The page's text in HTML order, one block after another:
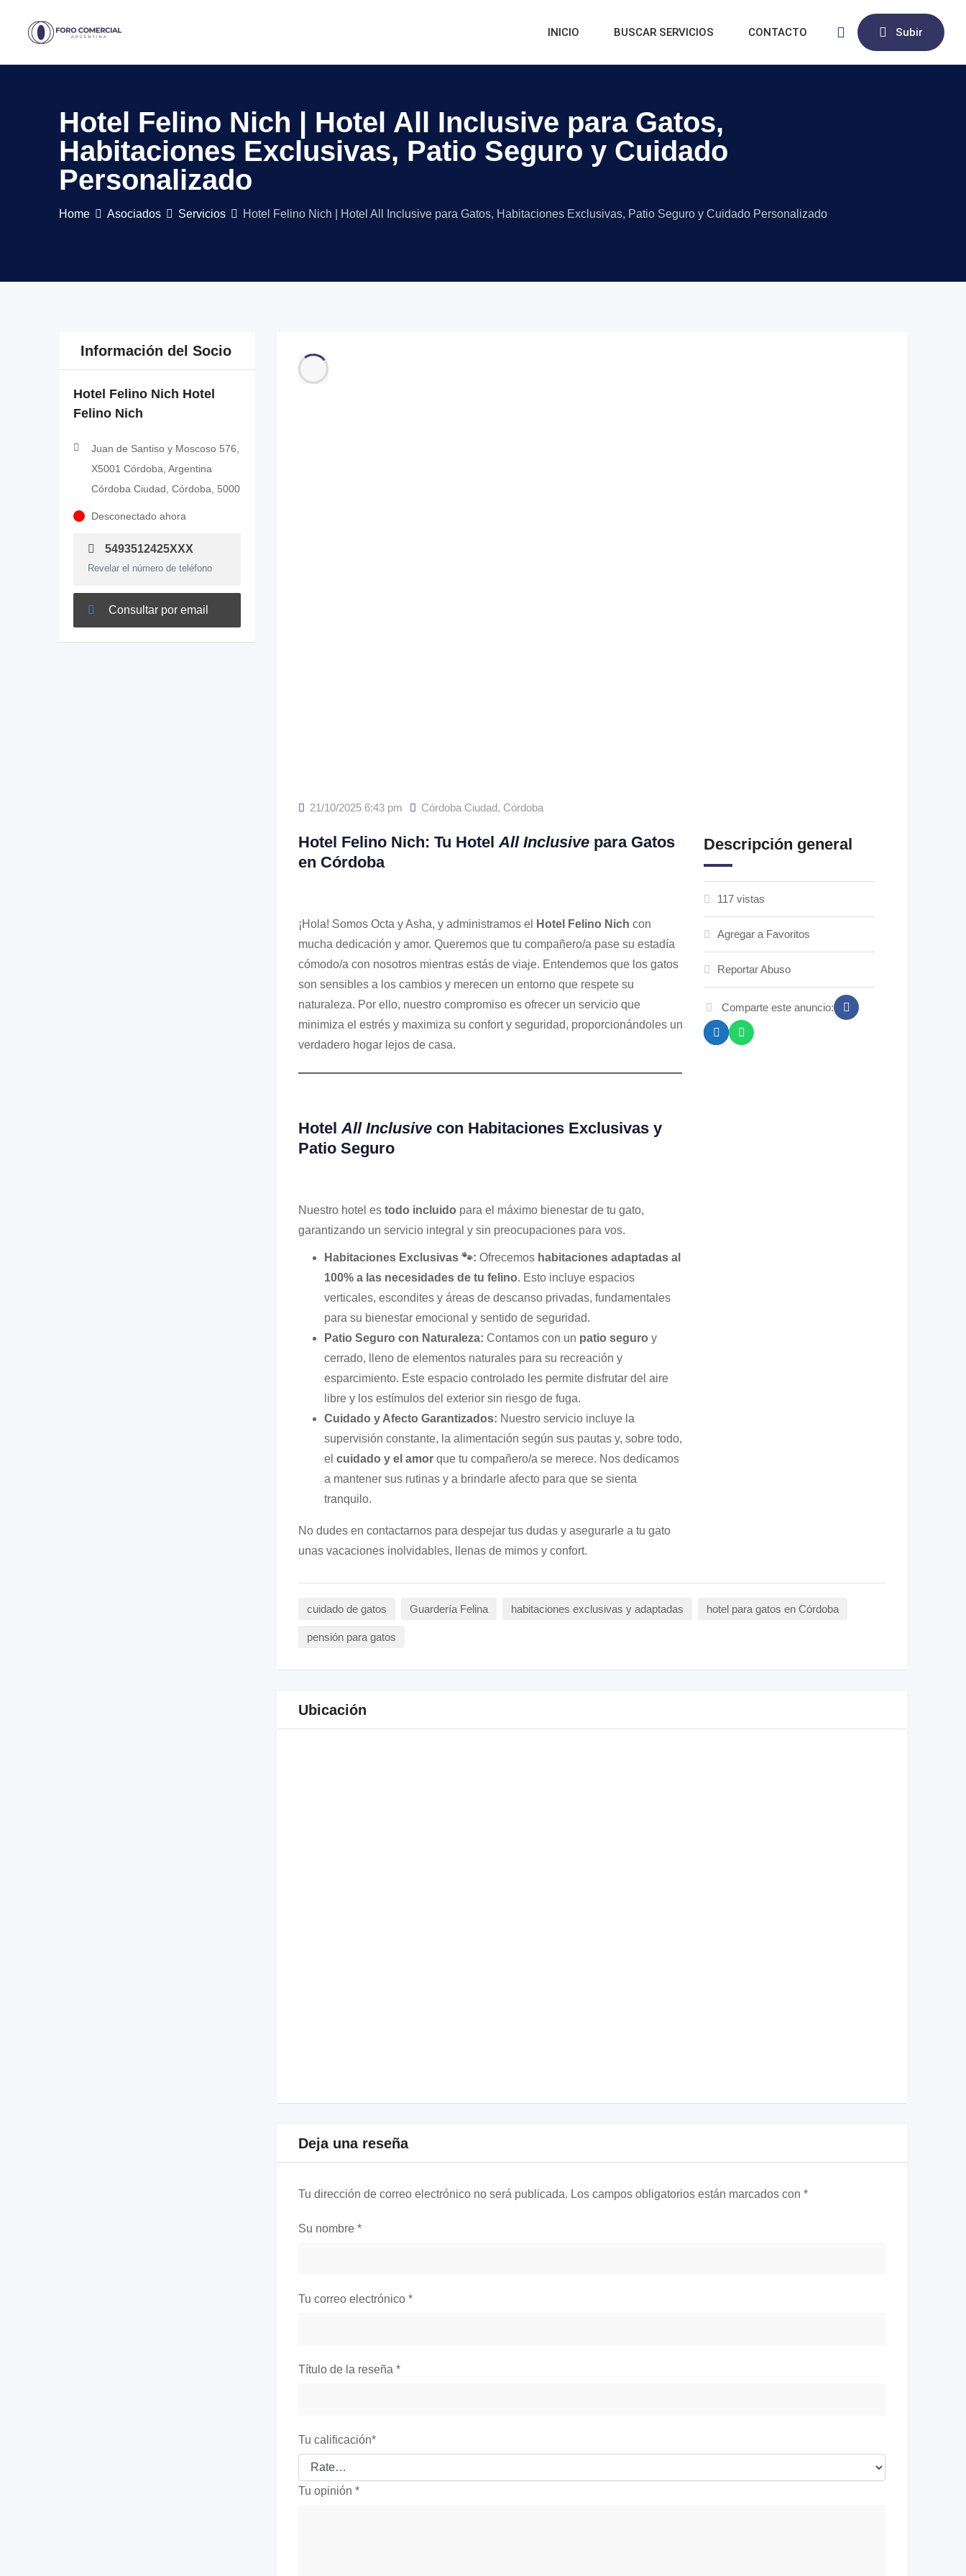
Subir
INICIO BUSCAR SERVICIOS CONTACTO
Hotel Felino Nich | Hotel All Inclusive para Gatos,
Habitaciones Exclusivas, Patio Seguro y Cuidado
Personalizado
Home Asociados Servicios Hotel Felino Nich | Hotel All Inclusive para Gatos, Habitaciones Exclusivas, Patio Seguro y Cuidado Personalizado
Información del Socio
Hotel Felino Nich Hotel
Felino Nich
Juan de Santiso y Moscoso 576,
X5001 Córdoba, Argentina
Córdoba Ciudad, Córdoba, 5000
Desconectado ahora
5493512425XXX
Revelar el número de teléfono
Consultar por email
21/10/2025 6:43 pm Córdoba Ciudad, Córdoba
Hotel Felino Nich: Tu HotelAll Inclusivepara Gatos
en Córdoba
¡Hola! Somos Octa y Asha, y administramos el Hotel Felino Nich con
mucha dedicación y amor. Queremos que tu compañero/a pase su estadía
cómodo/a con nosotros mientras estás de viaje. Entendemos que los gatos
son sensibles a los cambios y merecen un entorno que respete su
naturaleza. Por ello, nuestro compromiso es ofrecer un servicio que
minimiza el estrés y maximiza su confort y seguridad, proporcionándoles un
verdadero hogar lejos de casa.
HotelAll Inclusivecon Habitaciones Exclusivas y
Patio Seguro
Nuestro hotel es todo incluido para el máximo bienestar de tu gato,
garantizando un servicio integral y sin preocupaciones para vos.
Habitaciones Exclusivas 🐾: Ofrecemos habitaciones adaptadas al
100% a las necesidades de tu felino. Esto incluye espacios
verticales, escondites y áreas de descanso privadas, fundamentales
para su bienestar emocional y sentido de seguridad.
Patio Seguro con Naturaleza: Contamos con un patio seguro y
cerrado, lleno de elementos naturales para su recreación y
esparcimiento. Este espacio controlado les permite disfrutar del aire
libre y los estímulos del exterior sin riesgo de fuga.
Cuidado y Afecto Garantizados: Nuestro servicio incluye la
supervisión constante, la alimentación según sus pautas y, sobre todo,
el cuidado y el amorque tu compañero/a se merece. Nos dedicamos
a mantener sus rutinas y a brindarle afecto para que se sienta
tranquilo.
No dudes en contactarnos para despejar tus dudas y asegurarle a tu gato
unas vacaciones inolvidables, llenas de mimos y confort.
Descripción general
117 vistas
Agregar a Favoritos
Reportar Abuso
Comparte este anuncio:
cuidado de gatos Guardería Felina habitaciones exclusivas y adaptadas hotel para gatos en Córdoba
pensión para gatos
Ubicación
Deja una reseña
Tu dirección de correo electrónico no será publicada. Los campos obligatorios están marcados con *
Su nombre *
Tu correo electrónico *
Título de la reseña *
Tu calificación*
Tu opinión *